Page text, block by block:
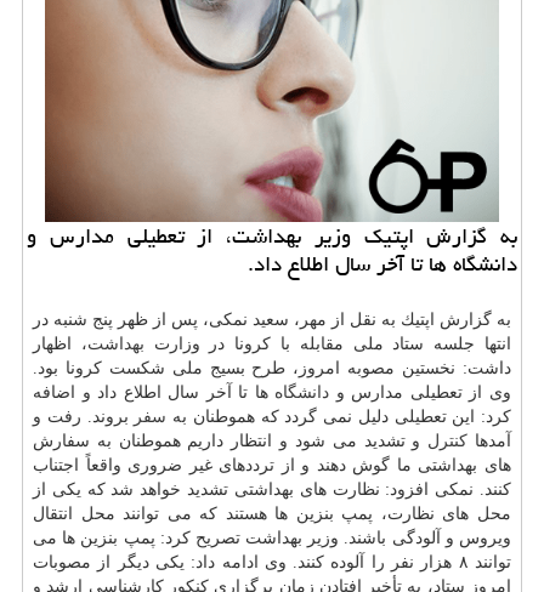
به گزارش اپتیك وزیر بهداشت، از تعطیلی مدارس و
دانشگاه ها تا آخر سال اطلاع داد.
به گزارش اپتیك به نقل از مهر، سعید نمكی، پس از ظهر پنج شنبه در
انتها جلسه ستاد ملی مقابله با كرونا در وزارت بهداشت، اظهار
داشت: نخستین مصوبه امروز، طرح بسیج ملی شكست كرونا بود.
وی از تعطیلی مدارس و دانشگاه ها تا آخر سال اطلاع داد و اضافه
كرد: این تعطیلی دلیل نمی گردد كه هموطنان به سفر بروند. رفت و
آمدها كنترل و تشدید می شود و انتظار داریم هموطنان به سفارش
های بهداشتی ما گوش دهند و از ترددهای غیر ضروری واقعاً اجتناب
كنند. نمكی افزود: نظارت های بهداشتی تشدید خواهد شد كه یكی از
محل های نظارت، پمپ بنزین ها هستند كه می توانند محل انتقال
ویروس و آلودگی باشند. وزیر بهداشت تصریح كرد: پمپ بنزین ها می
توانند ۸ هزار نفر را آلوده كنند. وی ادامه داد: یكی دیگر از مصوبات
امروز ستاد، به تأخیر افتادن زمان برگزاری كنكور كارشناسی ارشد و